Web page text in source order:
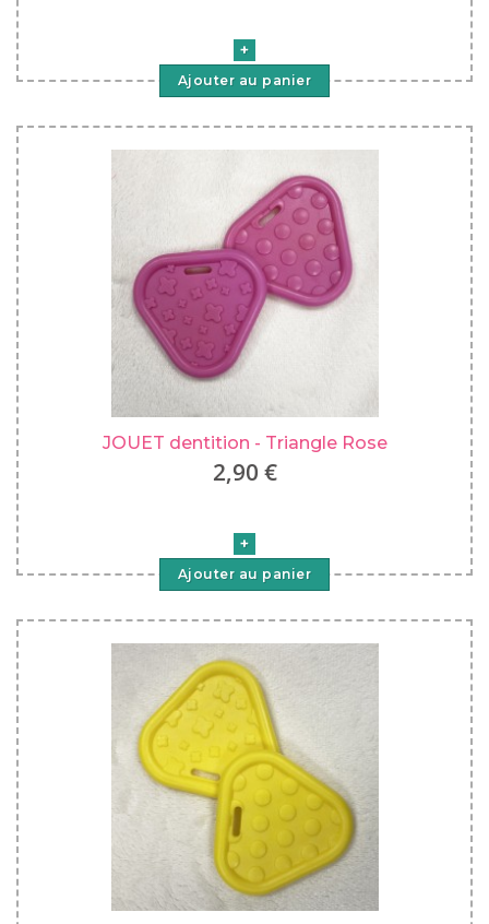
Ajouter au panier
JOUET dentition - Triangle Rose
2,90 €
Ajouter au panier